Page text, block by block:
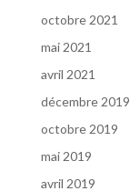
octobre 2021
mai 2021
avril 2021
décembre 2019
octobre 2019
mai 2019
avril 2019